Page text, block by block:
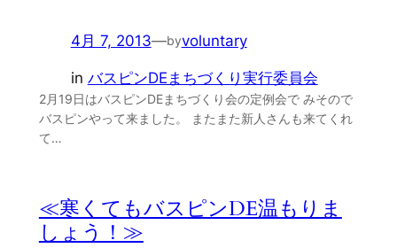
4月 7, 2013—byvoluntary
in バスピンDEまちづくり実行委員会
2月19日はバスピンDEまちづくり会の定例会で みそので
バスピンやって来ました。 またまた新人さんも来てくれ
て…
≪寒くてもバスピンDE温もりま
しょう！≫